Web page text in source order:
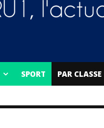
SPORT PAR CLASSE